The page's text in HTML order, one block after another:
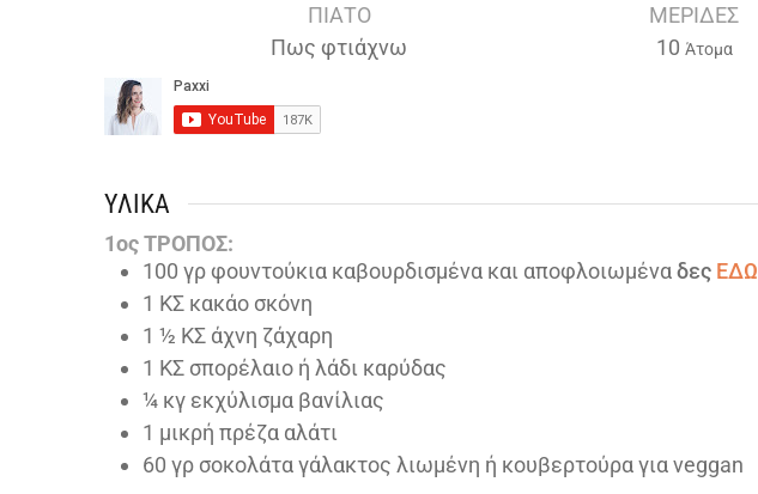
ΠΙΆΤΟ
Πως φτιάχνω
ΜΕΡΊΔΕΣ
10 Άτομα
ΥΛΙΚΆ
1ος ΤΡΟΠΟΣ:
100 γρ φουντούκια καβουρδισμένα και αποφλοιωμέναδες ΕΔΩ
1 ΚΣ κακάο σκόνη
1 ½ ΚΣ άχνη ζάχαρη
1 ΚΣ σπορέλαιο ή λάδι καρύδας
¼ κγ εκχύλισμα βανίλιας
1 μικρή πρέζα αλάτι
60 γρ σοκολάτα γάλακτος λιωμένη ή κουβερτούρα για veggan